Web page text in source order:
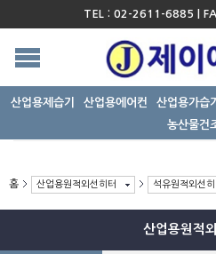
TEL : 02-2611-6885 |
산업용제습기 산업용에어컨 산업용가습기
농산물건
홈 산업용원적외선히터 석유원적외선히
산업용원적